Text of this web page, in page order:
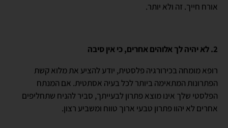
אורח חייך. זה ולא יותר.
2. לא יהיה לך אלוהים אחרים, כי אין סיבה
רופא מומחה בכירורגיה פלסטית, יודע להציע את מלוא קשת
הפתרונות המתאימה ביותר לכל בעיה אסתטית. אם המנתח
הפלסטי שלך אינו מוצא פתרון לבעייתך, סביר להניח שתחליפים
אחרים לא יהוו פתרון טבעי ארוך טווח ומשביע רצון.